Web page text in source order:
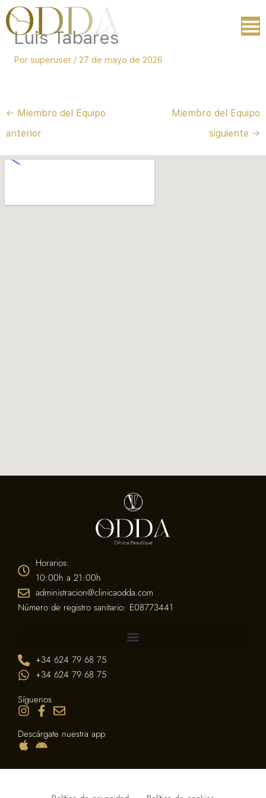
contenido
Luis Tabares
Porsuperuser/27 de mayo de 2026
← Miembro del Equipo
anterior
Miembro del Equipo
siguiente →
Horarios:
10:00h a 21:00h
administracion@clinicaodda.com
Número de registro sanitario: E08773441
+34 624 79 68 75
+34 624 79 68 75
Síguenos
Descárgate nuestra app